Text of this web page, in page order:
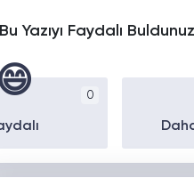
Bu Yazıyı Faydalı
0